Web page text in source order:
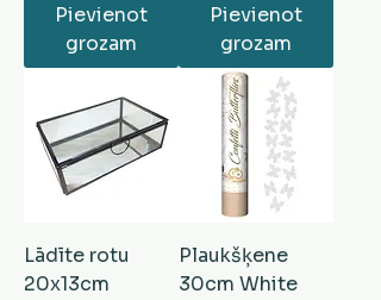
Pievienot
grozam
Pievienot
grozam
Lādīte rotu
20x13cm
Plaukšķene
30cm White